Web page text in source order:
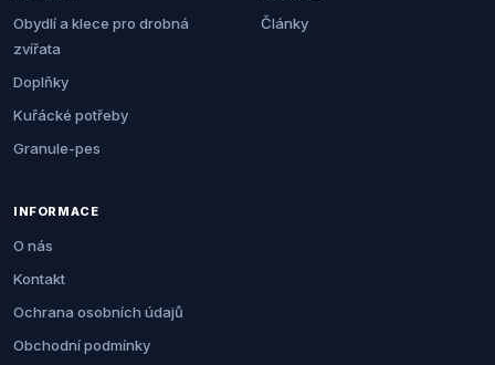
Obydlí a klece pro drobná
zvířata
Doplňky
Kuřácké potřeby
Granule-pes
Články
INFORMACE
O nás
Kontakt
Ochrana osobních údajů
Obchodní podmínky